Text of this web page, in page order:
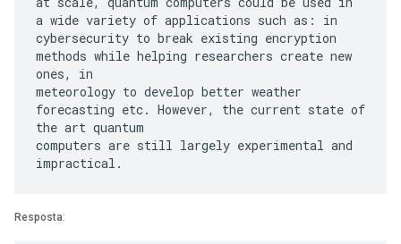
a wide variety of applications such as: in
cybersecurity to break existing encryption
methods while helping researchers create new
ones, in
meteorology to develop better weather
forecasting etc. However, the current state of
the art quantum
computers are still largely experimental and
Resposta: